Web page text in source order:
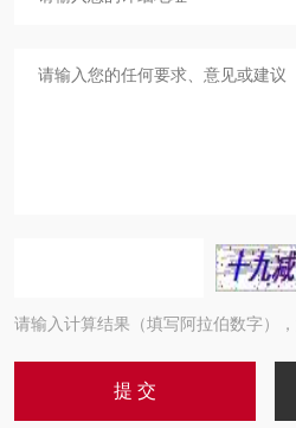
请输入计算结果（填写阿拉伯数字）